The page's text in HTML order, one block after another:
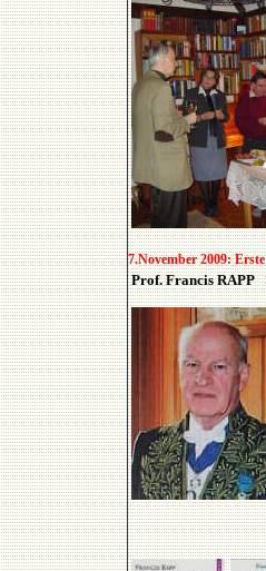
7.November 2009:
Prof. FrancisRAPP